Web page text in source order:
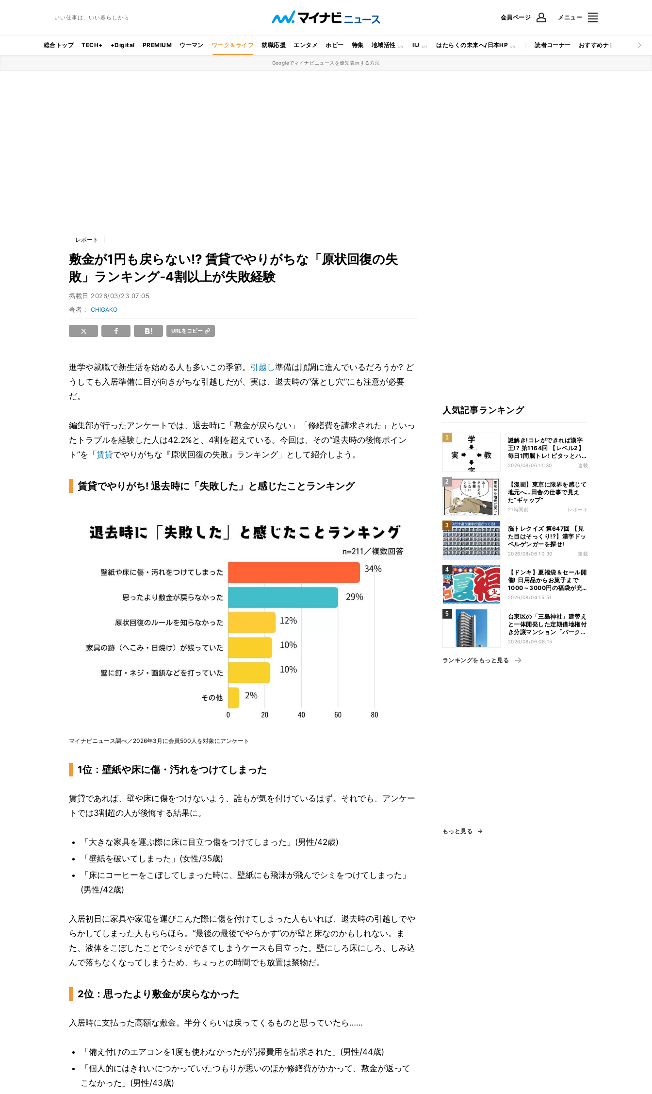
いい仕事は、いい暮らしから 会員ページ メニュー
総合トップ TECH+ +Digital PREMIUM ウーマン ワーク＆ライフ 就職応援 エンタメ ホビー 特集 地域活性 IIJ はたらくの未来へ/日本HP 読者コーナー おすすめナビ マイナビ
Googleでマイナビニュースを優先表示する方法
レポート
敷金が1円も戻らない!? 賃貸でやりがちな「原状回復の失
敗」ランキング‐4割以上が失敗経験
掲載日 2026/03/23 07:05
著者：CHIGAKO
URLをコピー
進学や就職で新生活を始める人も多いこの季節。 引越し準備は順調に進んでいるだろうか? ど
うしても入居準備に目が向きがちな引越しだが、実は、退去時の“落とし穴”にも注意が必要
だ。
編集部が行ったアンケートでは、退去時に「敷金が戻らない」「修繕費を請求された」といっ
たトラブルを経験した人は42.2%と、4割を超えている。今回は、その“退去時の後悔ポイン
ト”を「 賃貸でやりがちな『原状回復の失敗』ランキング」として紹介しよう。
賃貸でやりがち! 退去時に「失敗した」と感じたことランキング
マイナビニュース調べ／2026年3月に会員500人を対象にアンケート
1位：壁紙や床に傷・汚れをつけてしまった
賃貸であれば、壁や床に傷をつけないよう、誰もが気を付けているはず。それでも、アンケー
トでは3割超の人が後悔する結果に。
「大きな家具を運ぶ際に床に目立つ傷をつけてしまった」(男性/42歳)
「壁紙を破いてしまった」(女性/35歳)
「床にコーヒーをこぼしてしまった時に、壁紙にも飛沫が飛んでシミをつけてしまった」
(男性/42歳)
入居初日に家具や家電を運びこんだ際に傷を付けてしまった人もいれば、退去時の引越しでや
らかしてしまった人もちらほら。“最後の最後でやらかす”のが壁と床なのかもしれない。ま
た、液体をこぼしたことでシミができてしまうケースも目立った。壁にしろ床にしろ、しみ込
んで落ちなくなってしまうため、ちょっとの時間でも放置は禁物だ。
2位：思ったより敷金が戻らなかった
入居時に支払った高額な敷金。半分くらいは戻ってくるものと思っていたら……
「備え付けのエアコンを1度も使わなかったが清掃費用を請求された」(男性/44歳)
「個人的にはきれいにつかっていたつもりが思いのほか修繕費がかかって、敷金が返って
こなかった」(男性/43歳)
人気記事ランキング
謎解き!コレができれば漢字
王!? 第1164回 【レベル2】
毎日1問脳トレ! ピタッとハマ
る漢字はどれだ?
2026/08/06 11:30 連載
【漫画】東京に限界を感じて
地元へ…田舎の仕事で見え
た“ギャップ”
21時間前 レポート
脳トレクイズ 第647回 【見
た目はそっくり!?】漢字ドッ
ペルゲンガーを探せ!
2026/08/06 10:30 連載
【ドンキ】夏福袋＆セール開
催! 日用品からお菓子まで
1000～3000円の福袋が充
実、家電やアパレルなど人気
2026/08/04 15:51
台東区の「三島神社」建替え
と一体開発した定期借地権付
き分譲マンション「パークホ
ームズ入谷」竣工
2026/08/06 08:15
ランキングをもっと見る
もっと見る